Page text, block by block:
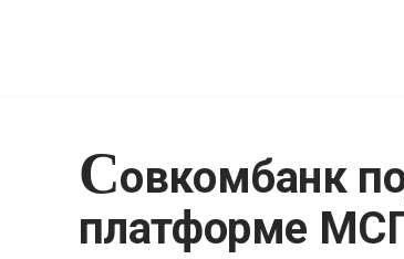
Совкомбанк
платформе